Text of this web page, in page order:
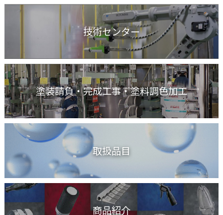
技術センター
塗装請負・完成工事・塗料調色加工
取扱品目
商品紹介